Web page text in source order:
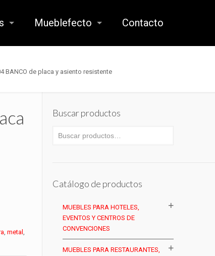
Mueblefecto Contacto
BANCO de placa y asiento resistente
,metal,
Buscar productos
Catálogo de productos
MUEBLES PARA HOTELES,
EVENTOS Y CENTROS DE
CONVENCIONES
MUEBLES PARA RESTAURANTES,